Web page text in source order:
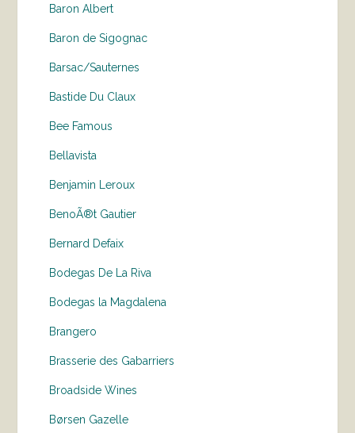
Baron Albert
Baron de Sigognac
Barsac/Sauternes
Bastide Du Claux
Bee Famous
Bellavista
Benjamin Leroux
BenoÃ®t Gautier
Bernard Defaix
Bodegas De La Riva
Bodegas la Magdalena
Brangero
Brasserie des Gabarriers
Broadside Wines
Børsen Gazelle